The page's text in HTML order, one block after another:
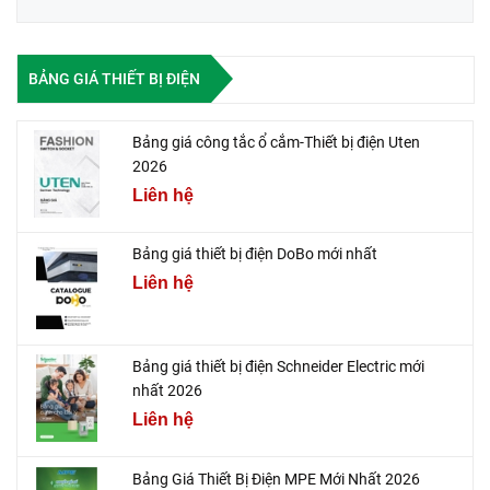
BẢNG GIÁ THIẾT BỊ ĐIỆN
Bảng giá công tắc ổ cắm-Thiết bị điện Uten
2026
Liên hệ
Bảng giá thiết bị điện DoBo mới nhất
Liên hệ
Bảng giá thiết bị điện Schneider Electric mới
nhất 2026
Liên hệ
Bảng Giá Thiết Bị Điện MPE Mới Nhất 2026